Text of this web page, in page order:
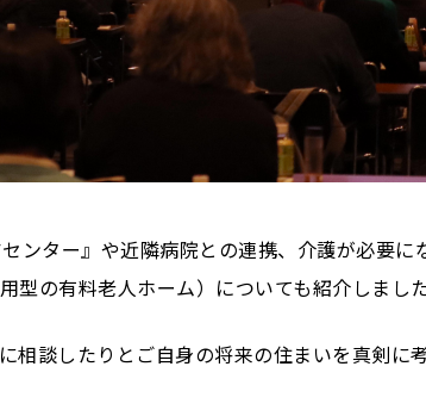
ンター』や近隣病院との連携、介護が必要に
の有料老人ホーム）についても紹介しました
相談したりとご自身の将来の住まいを真剣に